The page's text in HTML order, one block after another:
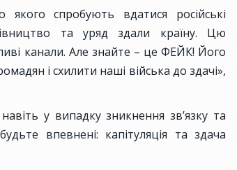
спробують вдатися російські
та уряд здали країну. Цю
канали. Але знайте – це ФЕЙК! Його
і схилити наші війська до здачі»,
у випадку зникнення зв’язку та
впевнені: капітуляція та здача